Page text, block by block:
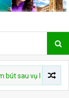
bắt giữ tác giả